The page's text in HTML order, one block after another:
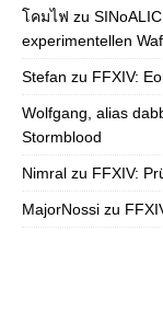
โคมไฟ zu
experimentellen
Stefan zu FFXIV:
Wolfgang, alias
Stormblood
Nimral zu FFXIV:
MajorNossi zu